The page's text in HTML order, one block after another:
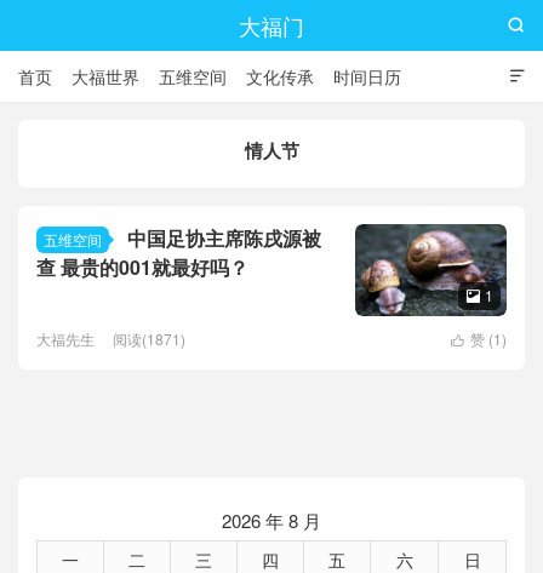
大福门

首页 大福世界 五维空间 文化传承 时间日历

情人节
五维空间
中国足协主席陈戌源被
查 最贵的001就最好吗？
 1
 赞 (1)
大福先生 阅读(1871)
2026 年 8 月
一 二 三 四 五 六
日